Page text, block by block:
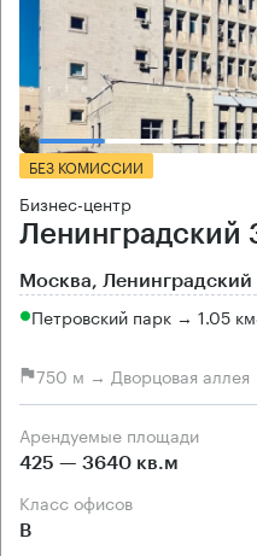
БЕЗ КОМИССИИ
Бизнес-центр
Ленинградский
Москва, Ленинградский
Петровский парк → 1.05 км
750 м → Дворцовая аллея
Арендуемые площади
425 — 3640 кв.м
Класс офисов
B